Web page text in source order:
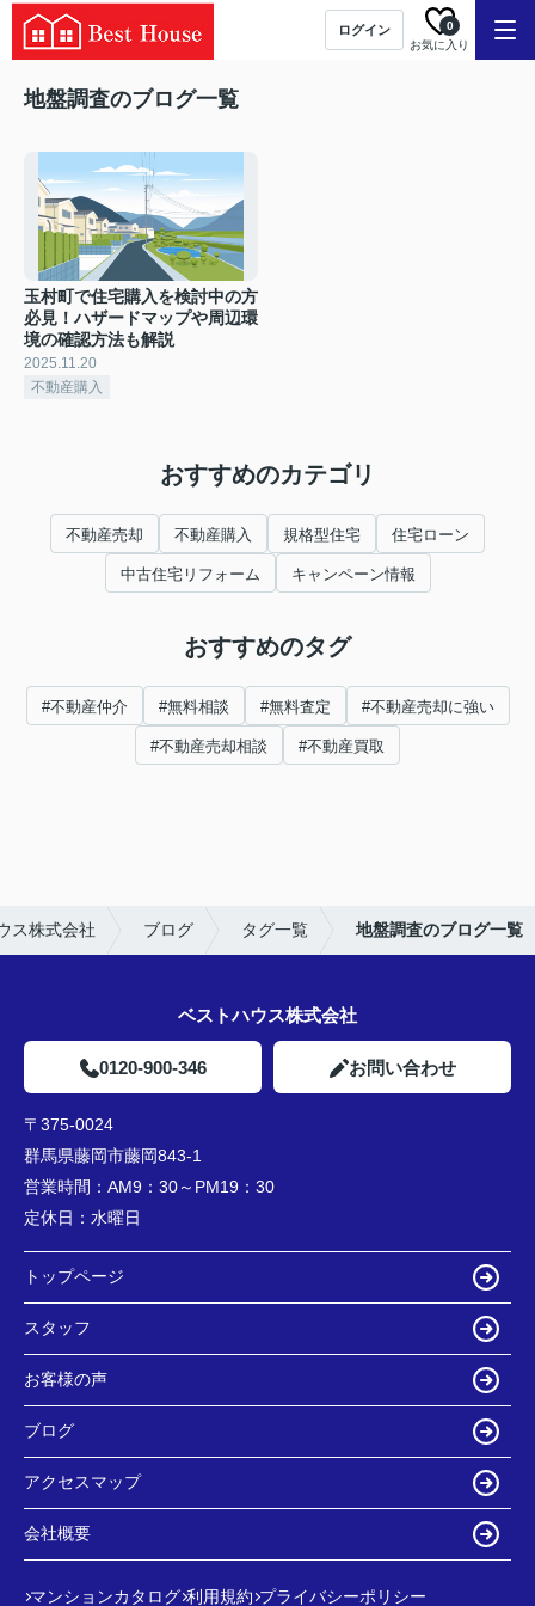
ログイン
お気に入り
0
地盤調査のブログ一覧
玉村町で住宅購入を検討中の方
必見！ハザードマップや周辺環
境の確認方法も解説
2025.11.20
不動産購入
おすすめのカテゴリ
不動産売却 不動産購入 規格型住宅 住宅ローン
中古住宅リフォーム キャンペーン情報
おすすめのタグ
#不動産仲介 #無料相談 #無料査定 #不動産売却に強い
#不動産売却相談 #不動産買取
ス株式会社 ブログ タグ一覧 地盤調査のブログ一覧
ベストハウス株式会社
0120-900-346 お問い合わせ
〒375-0024
群馬県藤岡市藤岡843-1
営業時間： AM9：30～PM19：30
定休日： 水曜日
トップページ
スタッフ
お客様の声
ブログ
アクセスマップ
会社概要
マンションカタログ 利用規約 プライバシーポリシー